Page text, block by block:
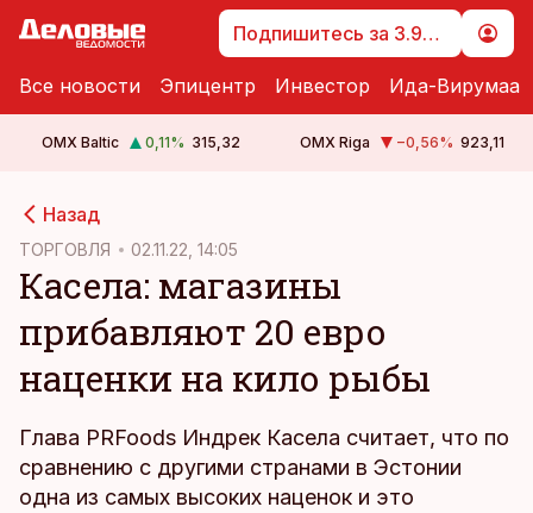
Подпишитесь за 3.99 €
Все новости Эпицентр Инвестор Ида-Вирумаа
OMX Baltic 0,11% 315,32 OMX Riga −0,56% 923,11
Назад
ТОРГОВЛЯ 02.11.22, 14:05
Касела: магазины
прибавляют 20 евро
наценки на кило рыбы
Глава PRFoods Индрек Касела считает, что по
сравнению с другими странами в Эстонии
одна из самых высоких наценок и это